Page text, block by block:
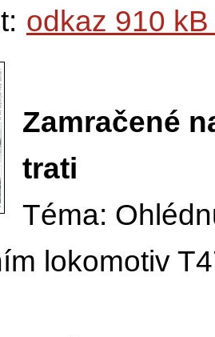
odkaz 910
Zamračené
trati
Téma:
lokomotiv